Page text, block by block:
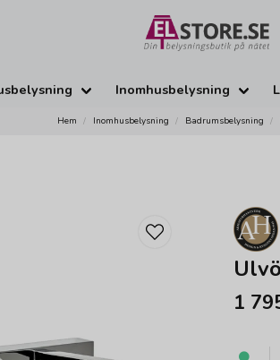
Inomhusbelysning
Hem Inomhusbelysning Badrumsbelysning
1